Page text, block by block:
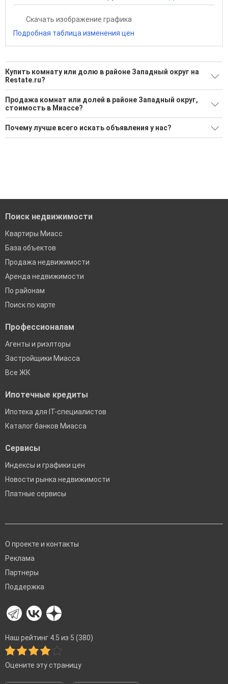
Скачать изображение графика
Подробная таблица изменения цен
Купить комнату или долю в районе Западный округ на
Restate.ru?
Поможем Купить комнату или долю в районе Западный
округ?
1 актуальное и проверенное объявление
Воспользуйтесь нашим поиском по новостройкам, для
Продажа комнат или долей в районе Западный округ,
стоимость в Миассе?
Минимальная цена: 1 600 000 Р. Максимальная цена: 1 600
000 Р; Средняя: 1 600 000 Р
Почему лучше всего искать объявления у нас?
Поиск недвижимости
Квартиры Миасс
База объектов
Продажа недвижимости
Аренда недвижимости
По районам
Поиск по карте
Профессионалам
Агенты и риэлторы
Застройщики Миасса
Все ЖК
Ипотечные кредиты
Ипотека для IT-специалистов
Каталог банков Миасса
Сервисы
Индексы и графики цен
Новости рынка недвижимости
Платные сервисы
О проекте и контакты
Реклама
Партнеры
Поддержка
Наш рейтинг 4.5 из 5 (380)
Оцените эту страницу